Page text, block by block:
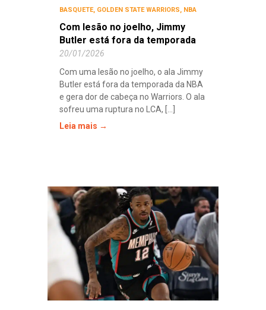
BASQUETE, GOLDEN STATE WARRIORS, NBA
Com lesão no joelho, Jimmy
Butler está fora da temporada
20/01/2026
Com uma lesão no joelho, o ala Jimmy
Butler está fora da temporada da NBA
e gera dor de cabeça no Warriors. O ala
sofreu uma ruptura no LCA, [...]
Leia mais →